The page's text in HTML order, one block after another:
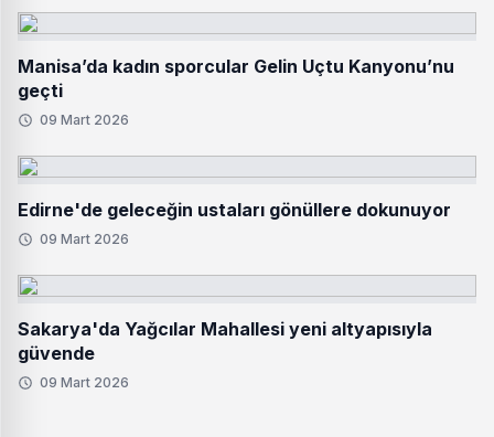
Manisa’da kadın sporcular Gelin Uçtu Kanyonu’nu
geçti
09 Mart 2026
Edirne'de geleceğin ustaları gönüllere dokunuyor
09 Mart 2026
Sakarya'da Yağcılar Mahallesi yeni altyapısıyla
güvende
09 Mart 2026